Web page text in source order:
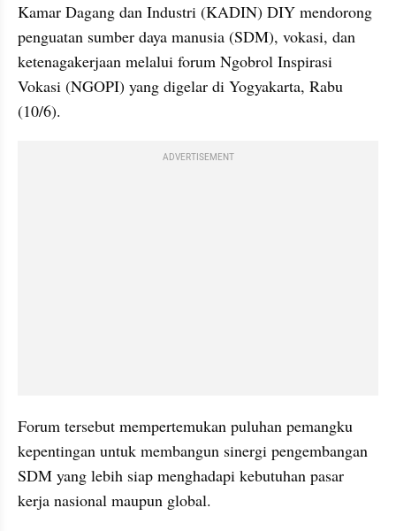
Kamar Dagang dan Industri (KADIN) DIY mendorong
penguatan sumber daya manusia (SDM), vokasi, dan
ketenagakerjaan melalui forum Ngobrol Inspirasi
Vokasi (NGOPI) yang digelar di Yogyakarta, Rabu
(10/6).
ADVERTISEMENT
Forum tersebut mempertemukan puluhan pemangku
kepentingan untuk membangun sinergi pengembangan
SDM yang lebih siap menghadapi kebutuhan pasar
kerja nasional maupun global.